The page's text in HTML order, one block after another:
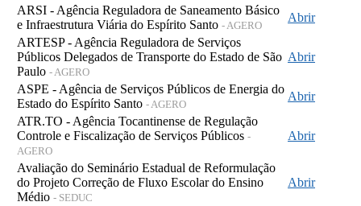
ARSI - Agência Reguladora de Saneamento Básico
e Infraestrutura Viária do Espírito Santo - AGERO
Abrir
ARTESP - Agência Reguladora de Serviços
Públicos Delegados de Transporte do Estado de São
Paulo - AGERO
Abrir
ASPE - Agência de Serviços Públicos de Energia do
Estado do Espírito Santo - AGERO
Abrir
ATR.TO - Agência Tocantinense de Regulação
Controle e Fiscalização de Serviços Públicos -
AGERO
Abrir
Avaliação do Seminário Estadual de Reformulação
do Projeto Correção de Fluxo Escolar do Ensino
Médio - SEDUC
Abrir